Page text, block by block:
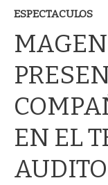
ESPECTACULOS
EN EL